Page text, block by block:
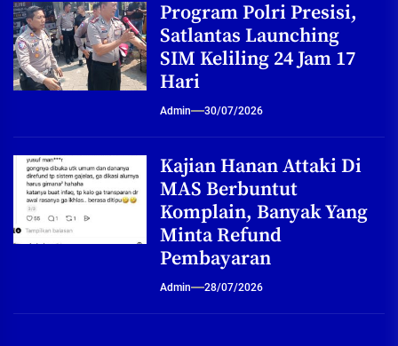
Program Polri Presisi,
Satlantas Launching
SIM Keliling 24 Jam 17
Hari
Admin 30/07/2026
Kajian Hanan Attaki Di
MAS Berbuntut
Komplain, Banyak Yang
Minta Refund
Pembayaran
Admin 28/07/2026